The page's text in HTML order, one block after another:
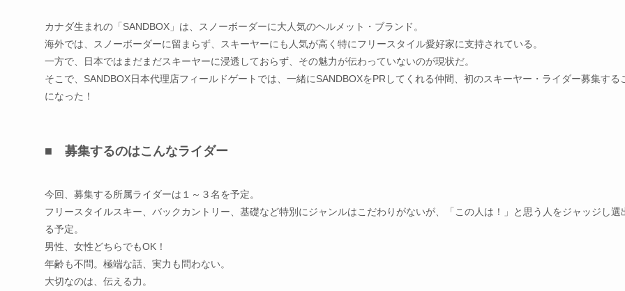
カナダ生まれの「SANDBOX」は、
スノーボーダーに大人気のヘルメット・ブランド。
海外では、スノーボーダーに留まらず、
スキーヤーにも人気が高く特にフリースタイル愛好家に支持されている。
一方で、日本ではまだまだスキーヤーに浸透しておらず、 その魅力が伝わっていないのが現状だ。
そこで、SANDBOX日本代理店フィールドゲートでは、 一緒にSANDBOXをPRしてくれる仲間、初のスキーヤー・ ライダー募集する
になった！
■ 募集するのはこんなライダー
今回、募集する所属ライダーは１～３名を予定。
フリースタイルスキー、バックカントリー、基礎など特別にジャンルはこだわりがないが、「この人は！」
と思う人をジャッジし選
る予定。
男性、女性どちらでもOK！
年齢も不問。極端な話、実力も問わない。
大切なのは、伝える力。